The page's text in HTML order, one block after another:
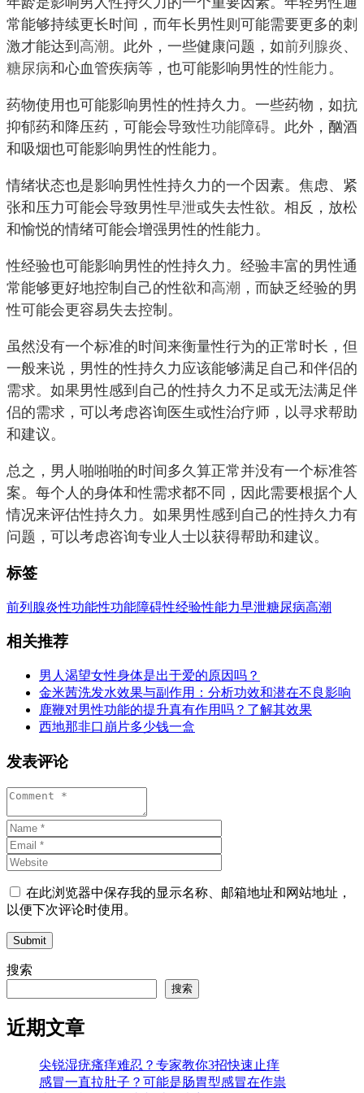
常能够持续更长时间，而年长男性则可能需要更多的刺
激才能达到 高潮。此外，一些健康问题，如前列腺炎、
糖尿病和心血管疾病等，也可能影响男性的性能力。
药物使用也可能影响男性的性持久力。一些药物，如抗
抑郁药和降压药，可能会导致性功能障碍。此外，酗酒
和吸烟也可能影响男性的性能力。
情绪状态也是影响男性性持久力的一个因素。焦虑、紧
张和压力可能会导致男性早泄或失去性欲。相反，放松
和愉悦的情绪可能会增强男性的性能力。
性经验也可能影响男性的性持久力。经验丰富的男性通
常能够更好地控制自己的性欲和高潮 ，而缺乏经验的男
性可能会更容易失去控制。
虽然没有一个标准的时间来衡量性行为的正常时长，但
一般来说，男性的性持久力应该能够满足自己和伴侣的
需求。如果男性感到自己的性持久力不足或无法满足伴
侣的需求，可以考虑咨询医生或性治疗师，以寻求帮助
和建议。
总之，男人啪啪啪的时间多久算正常并没有一个标准答
案。每个人的身体和性需求都不同，因此需要根据个人
情况来评估性持久力。如果男性感到自己的性持久力有
问题，可以考虑咨询专业人士以获得帮助和建议。
标签
前列腺炎性功能性功能障碍性经验性能力早泄糖尿病高潮
相关推荐
男人渴望女性身体是出于爱的原因吗？
金米茜洗发水效果与副作用：分析功效和潜在不良影响
鹿鞭对男性功能的提升真有作用吗？了解其效果
西地那非口崩片多少钱一盒
发表评论
在此浏览器中保存我的显示名称、邮箱地址和网站地址，
以便下次评论时使用。
Submit
搜索
搜索
近期文章
尖锐湿疣瘙痒难忍？专家教你3招快速止痒
感冒一直拉肚子？可能是肠胃型感冒在作祟